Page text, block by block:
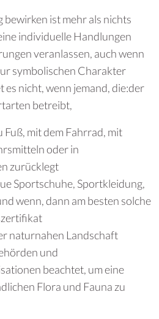
bewirken ist mehr als nichts
individuelle Handlungen
veranlassen, auch wenn
symbolischen Charakter
es nicht, wenn jemand, die:der
betreibt,
mit dem Fahrrad, mit
oder in
zurücklegt
Sportschuhe, Sportkleidung,
wenn, dann am besten solche
naturnahen Landschaft
und
beachtet, um eine
Flora und Fauna zu